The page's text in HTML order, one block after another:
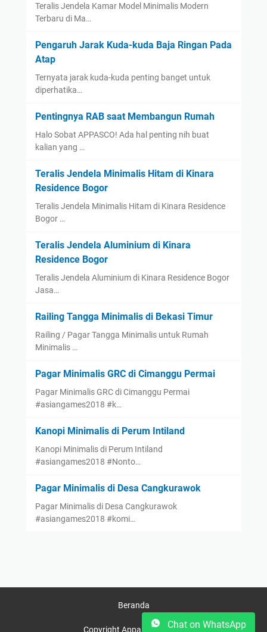
Teralis Jendela Kamar Model Minimalis Modern
Terbaru di Ma…
Pengaruh Jarak Kuda-kuda Baja Ringan Pada
Atap
Ternyata jarak kuda-kuda penting banget untuk
diperhatika…
Pentingnya RAB saat Membangun Rumah
Halo Sobat APPASCO! Ada hal penting nih buat
kalian yang …
Teralis Jendela Minimalis Hitam di Kinara
Residence Bogor
Teralis Jendela Minimalis Hitam di Kinara Residence
Bogor …
Teralis Jendela Aluminium di Kinara
Residence Bogor
Teralis Jendela Aluminium di Kinara Residence Bogor
Jasa…
Railing Tangga Minimalis di Bekasi Timur
Railing / Pagar Tangga Minimalis untuk Rumah
Minimalis …
Pagar Minimalis GRC di Cimanggu Permai
Pagar Minimalis GRC di Cimanggu Permai
#asiangames2018 #k…
Kanopi Minimalis di Perum Intiland
Kanopi Minimalis di Perum Intiland
#asiangames2018 #Nonto…
Pagar Minimalis di Desa Cangkurawok
Pagar Minimalis di Desa Cangkurawok
#asiangames2018 #komi…
Chat on WhatsApp
Beranda
Copyright Appasco © 2025